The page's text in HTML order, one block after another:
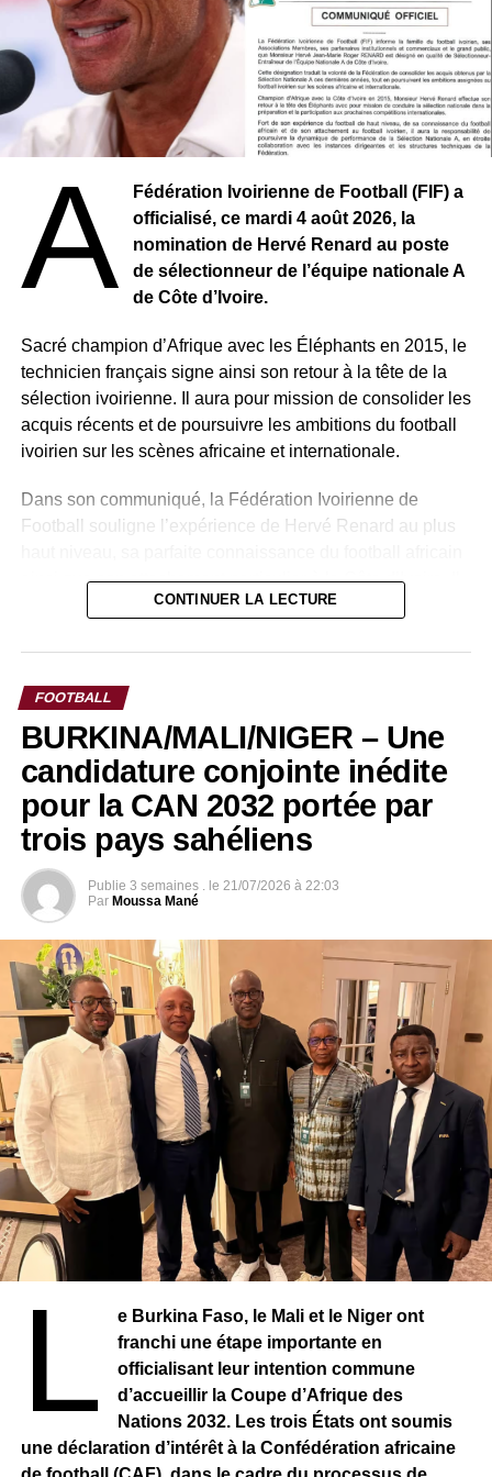
abandonnée en raison d’exigences salariales trop
élevées.
La Direction technique nationale a réuni le Collège
technique national le 30 juillet afin d’étudier différentes
candidatures. Trois profils devraient être proposés à la
FAF, qui devra trancher dans les prochaines semaines.
Ce changement marque un nouveau tournant pour la
sélection algérienne, appelée à se relancer rapidement
après une période de résultats en demi-teinte.
a
Fédération Ivoirienne de Football (FIF) a
officialisé, ce mardi 4 août 2026, la
nomination de Hervé Renard au poste
de sélectionneur de l’équipe nationale A
de Côte d’Ivoire.
Sacré champion d’Afrique avec les Éléphants en 2015, le
technicien français signe ainsi son retour à la tête de la
sélection ivoirienne. Il aura pour mission de consolider les
acquis récents et de poursuivre les ambitions du football
ivoirien sur les scènes africaine et internationale.
Dans son communiqué, la Fédération Ivoirienne de
Football souligne l’expérience de Hervé Renard au plus
ainsi que son attachement particulier à la Côte d’Ivoire. Il
travaillera en étroite collaboration avec les instances
la dynamique de performance des Éléphants.
Attendu dans les prochains jours à Abidjan, il prendra
officiellement ses fonctions avant d’être présenté aux
médias et au public lors d’une conférence de presse dont
les modalités seront communiquées ultérieurement.
CONTINUER LA LECTURE
FOOTBALL
BURKINA/MALI/NIGER – Une
candidature conjointe inédite
pour la CAN 2032 portée par
trois pays sahéliens
Publie 3 semaines . le 21/07/2026 à 22:03
Par Moussa Mané
L
e Burkina Faso, le Mali et le Niger ont
franchi une étape importante en
officialisant leur intention commune
d’accueillir la Coupe d’Afrique des
Nations 2032. Les trois États ont soumis
une déclaration d’intérêt à la Confédération africaine